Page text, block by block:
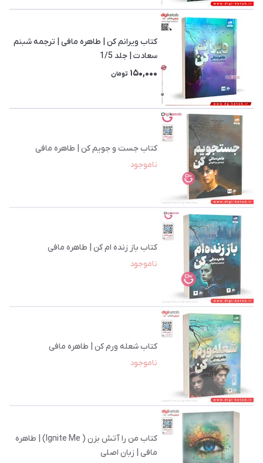
کتاب ویرانم کن | طاهره مافی | ترجمه شبنم
سعادت | جلد 1/5
150,000 تومان
کتاب جست و جویم کن | طاهره مافی
ناموجود
کتاب باز زنده ام کن | طاهره مافی
ناموجود
کتاب شعله‌ ورم کن | طاهره مافی
ناموجود
کتاب من را آتش بزن ( Ignite Me) | طاهره
مافی | زبان اصلی